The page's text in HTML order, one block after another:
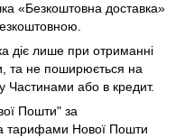
«Безкоштовна доставка»
діє лише при отриманні
та не поширюється на
або в кредит.
Пошти" за
тарифами Нової Пошти